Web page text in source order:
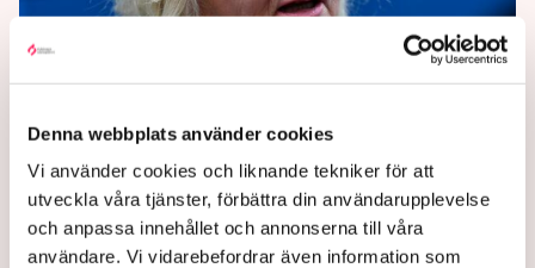
Denna webbplats använder cookies
Vi använder cookies och liknande tekniker för att
utveckla våra tjänster, förbättra din användarupplevelse
och anpassa innehållet och annonserna till våra
användare. Vi vidarebefordrar även information som
Krisstöd till 88 kommuner
88 kommuner med ”särskilda utmaningar” får
regeringen att ta på sig spenderbyxorna. 300
miljoner årligen i tre år ska kommunerna dela på.